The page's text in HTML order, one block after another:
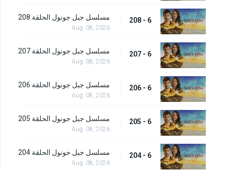
6 - 208 مسلسل جبل جونول الحلقة 208
Aug. 08, 2026
6 - 207 مسلسل جبل جونول الحلقة 207
Aug. 08, 2026
6 - 206 مسلسل جبل جونول الحلقة 206
Aug. 08, 2026
6 - 205 مسلسل جبل جونول الحلقة 205
Aug. 08, 2026
6 - 204 مسلسل جبل جونول الحلقة 204
Aug. 08, 2026